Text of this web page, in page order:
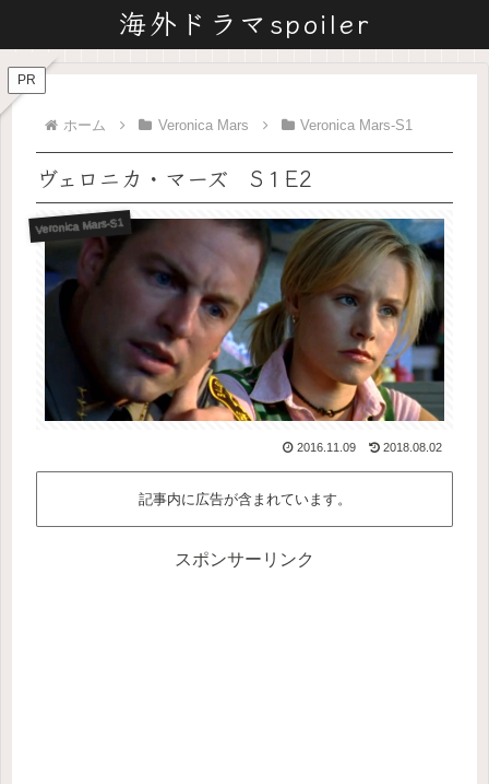
海外ドラマspoiler
PR
ホーム Veronica Mars Veronica Mars-S1
ヴェロニカ・マーズ S１E2
Veronica Mars-S1
2016.11.09 2018.08.02
記事内に広告が含まれています。
スポンサーリンク